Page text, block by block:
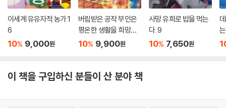
이세계 유유자적 농가 1
6
10% 9,000원
버림받은 공작 부인은
평온한 생활을 희망합
니다 1
10% 9,900원
사망 유희로 밥을 먹는
다. 9
10% 7,650원
이 책을 구입하신 분들이 산 분야 책